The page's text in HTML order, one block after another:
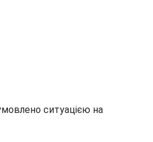
ситуацією на